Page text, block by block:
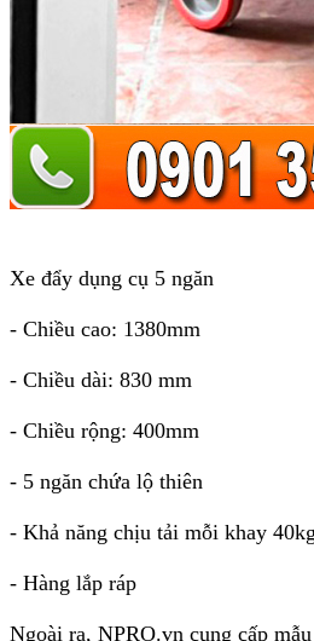
Xe đẩy dụng cụ 5 ngăn
- Chiều cao: 1380mm
- Chiều dài: 830 mm
- Chiều rộng: 400mm
- 5 ngăn chứa lộ thiên
- Khả năng chịu tải mỗi khay 40kg
- Hàng lắp ráp
Ngoài ra, NPRO.vn cung cấp